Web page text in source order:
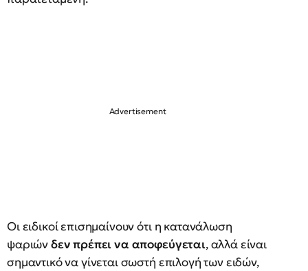
Οι ειδικοί επισημαίνουν ότι η κατανάλωση
ψαριώνδεν πρέπει να αποφεύγεται, αλλά είναι
σημαντικό να γίνεται σωστή επιλογή των ειδών,